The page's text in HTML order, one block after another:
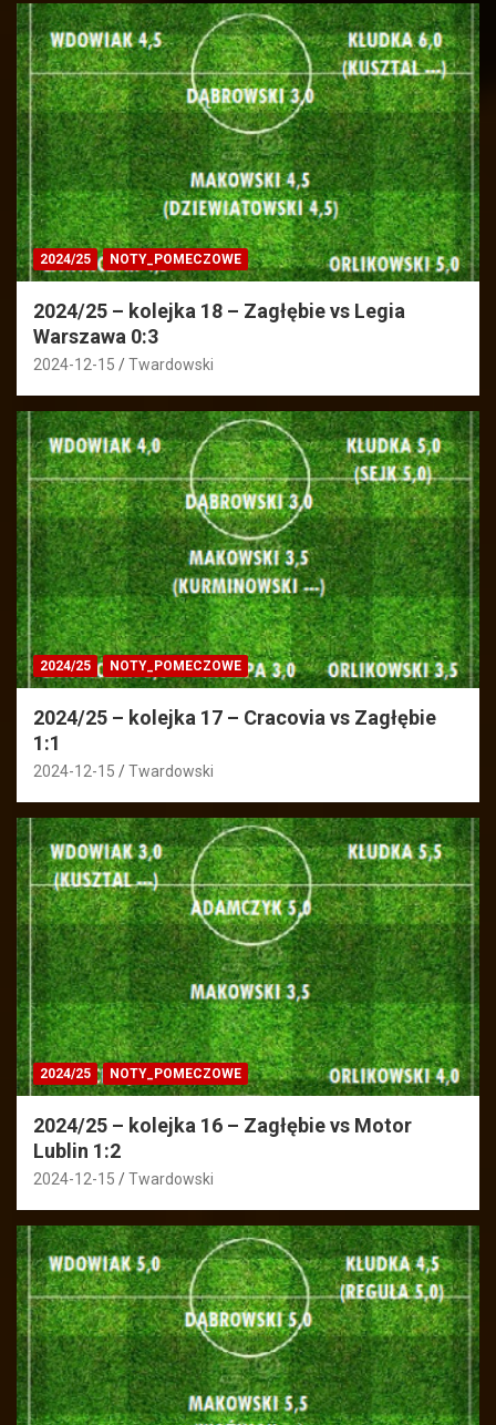
2024/25 NOTY_POMECZOWE
2024/25 – kolejka 18 – Zagłębie vs Legia
Warszawa 0:3
2024-12-15 Twardowski
2024/25 NOTY_POMECZOWE
2024/25 – kolejka 17 – Cracovia vs Zagłębie
1:1
2024-12-15 Twardowski
2024/25 NOTY_POMECZOWE
2024/25 – kolejka 16 – Zagłębie vs Motor
Lublin 1:2
2024-12-15 Twardowski